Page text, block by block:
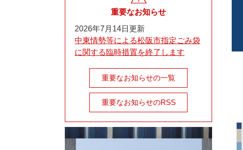
重要なお知らせ
2026年7月14日更新
中東情勢等による松阪市指定ごみ袋
に関する臨時措置を終了します
重要なお知らせの一覧
重要なお知らせのRSS